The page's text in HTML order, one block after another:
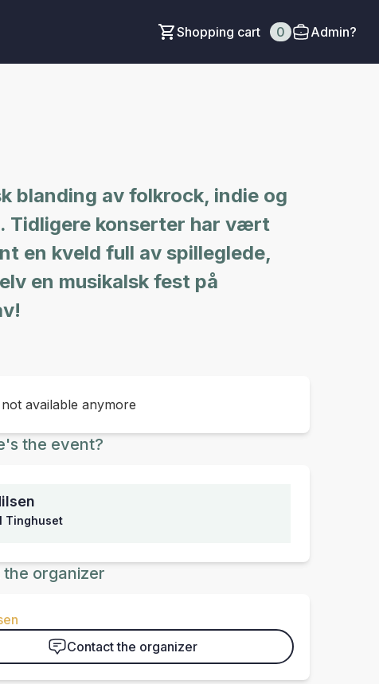
Shopping cart 0 Admin?
blanding av folkrock, indie og
Tidligere konserter har vært
en kveld full av spilleglede,
en musikalsk fest på
available anymore
the event?
Tinghuset
organizer
Contact the organizer